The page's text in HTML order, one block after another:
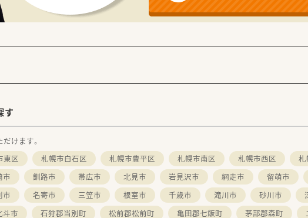
葉を直接いただける場面が多く、病院薬剤師としての貢献を肌で感じ
す
けます。
東区 札幌市白石区 札幌市豊平区 札幌市南区 札幌市西区 札
市 釧路市 帯広市 北見市 岩見沢市 網走市 留萌市
市 名寄市 三笠市 根室市 千歳市 滝川市 砂川市
斗市 石狩郡当別町 松前郡松前町 亀田郡七飯町 茅部郡森町